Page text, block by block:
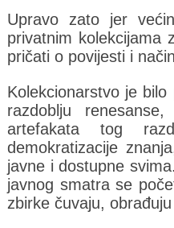
Upravo zato jer
privatnim kolekcijama
pričati o povijesti i
Kolekcionarstvo je
razdoblju
artefakata tog
demokratizacije
javne i dostupne
javnog smatra se
zbirke čuvaju,